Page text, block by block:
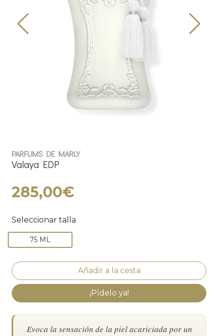
PARFUMS DE MARLY
Valaya EDP
285,00€
Seleccionar talla
75 ML
¡Pídelo ya!
Evoca la sensación de la piel acariciada por un